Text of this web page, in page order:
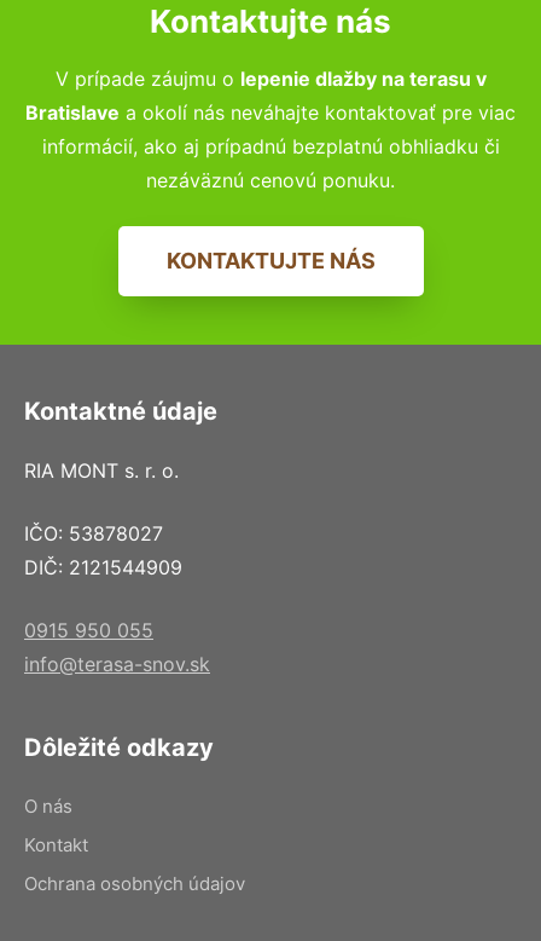
Kontaktujte nás
V prípade záujmu o lepenie dlažby na terasu v
Bratislave a okolí nás neváhajte kontaktovať pre viac
informácií, ako aj prípadnú bezplatnú obhliadku či
nezáväznú cenovú ponuku.
KONTAKTUJTE NÁS
Kontaktné údaje
RIA MONT s. r. o.
IČO: 53878027
DIČ: 2121544909
0915 950 055
info@terasa-snov.sk
Dôležité odkazy
O nás
Kontakt
Ochrana osobných údajov